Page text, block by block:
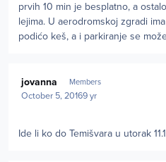
prvih 10 min je besplatno, a
lejima. U aerodromskoj zgradi
podićo keš, a i parkiranje se
jovanna Members
October 5, 20169 yr
Ide li ko do Temišvara u utorak